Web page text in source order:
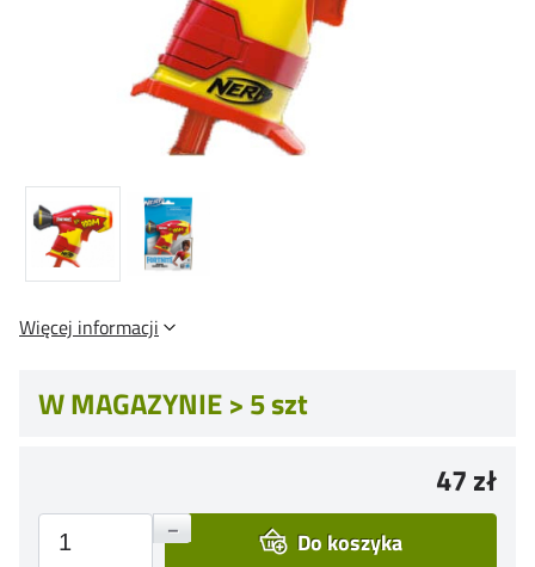
Więcej informacji
W MAGAZYNIE > 5 szt
47 zł
+
– Do koszyka